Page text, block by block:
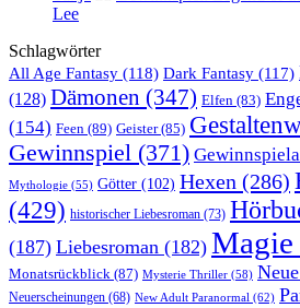
Lee
Schlagwörter
All Age Fantasy (118) Dark Fantasy (117)
(128) Dämonen (347) Elfen (83)
(154) Feen (89) Geister(85)
Gewinnspiel (371)
Mythologie (55) Götter (102) Hexen (286)
(429) historischer Liebesroman (73)
(187) Liebesroman (182) Magie
Monatsrückblick (87) Mysterie Thriller (58)
Neuerscheinungen (68) New Adult Paranormal (62)